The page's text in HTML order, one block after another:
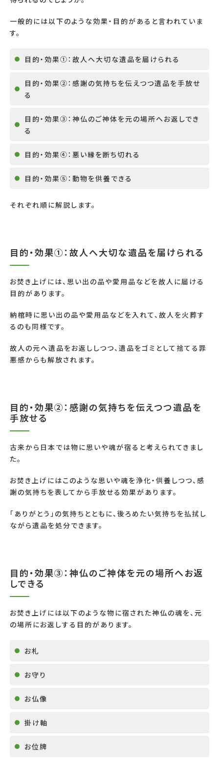
一般的には以下のような効果・目的があると言われていま
す。
目的・効果①：故人へ大切な遺品を届けられる
目的・効果②：感謝の気持ちを伝えつつ遺品を手放せ
る
目的・効果③：神仏のご神体を元の場所へお返しでき
る
目的・効果④：悪い縁を断ち切れる
目的・効果⑤：動物を供養できる
それぞれ順に解説します。
目的・効果①：故人へ大切な遺品を届けられる
お焚き上げには、思い出の品や愛用品などを故人に届ける
目的があります。
納棺時に思い出の品や愛用品などを入れて、故人を火葬す
るのも同様です。
故人の元へ遺品をお返ししつつ、遺品をゴミとして捨てる罪
悪感からも解放されます。
目的・効果②：感謝の気持ちを伝えつつ遺品を
手放せる
古来から日本では物に思いや魂が宿ると考えられてきまし
た。
お焚き上げにはこのような思いや魂を浄化・供養しつつ、感
謝の気持ちを表してから手放せる効果があります。
「ありがとう」の気持ちとともに、後ろめたい気持ちを払拭し
ながら遺品を処分できます。
目的・効果③：神仏のご神体を元の場所へお返
しできる
お焚き上げには以下のような物に宿された神仏の魂を、元
の場所にお返しする目的があります。
お札
お守り
お仏像
掛け軸
お位牌